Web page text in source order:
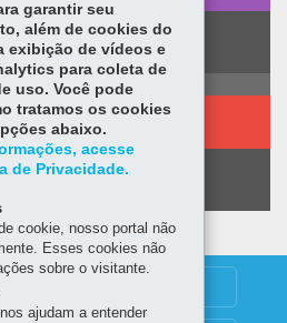
ocasionar nódulos
alteração na voz.
recursos e
deficiência.
garantir seu
além de cookies do
exibição de vídeos e
para coleta de
uso. Você pode
tratamos os cookies
abaixo.
acesse
de Privacidade.
cookie, nosso portal não
Esses cookies não
sobre o visitante.
ajudam a entender